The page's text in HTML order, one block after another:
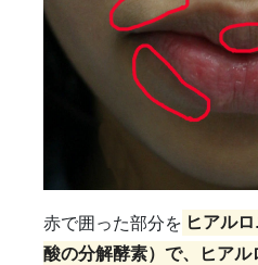
赤で囲った部分を ヒアル
酸の分解酵素）で、ヒアル